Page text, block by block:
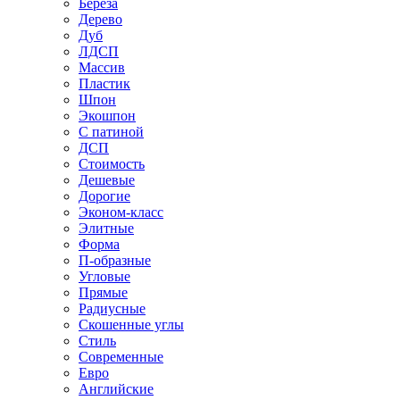
Береза
Дерево
Дуб
ЛДСП
Массив
Пластик
Шпон
Экошпон
С патиной
ДСП
Стоимость
Дешевые
Дорогие
Эконом-класс
Элитные
Форма
П-образные
Угловые
Прямые
Радиусные
Скошенные углы
Стиль
Современные
Евро
Английские